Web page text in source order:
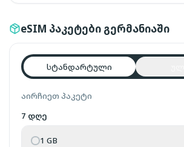
eSIM პაკეტები გერმანიაში
სტანდარტული
აირჩიეთ პაკეტი
7 დღე
1 GB